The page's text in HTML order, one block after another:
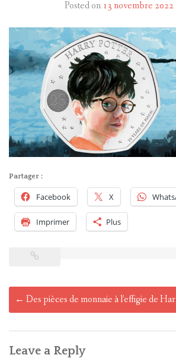
HARRY POTTER
LES ACTEURS
J.K. ROWLING
PRODUITS DÉRIVÉS
A PROPOS
Posted on 13 novembre 2022
Partager :
Facebook X
Imprimer Plus
Post
navigation
← Des pièces de monnaie à l’effigie de
Leave a Reply